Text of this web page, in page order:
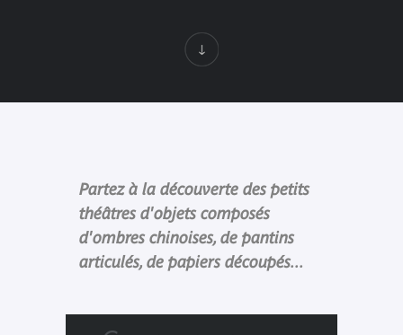
Partez à la découverte des petits
théâtres d'objets composés
d'ombres chinoises, de pantins
articulés, de papiers découpés...